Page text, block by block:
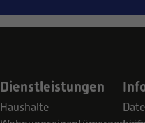
Dienstleistungen
Haushalte